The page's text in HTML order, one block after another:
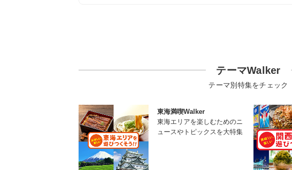
テーマWalker
テーマ別特集をチェック
東海満喫Walker
東海エリアを楽しむためのニ
ュースやトピックスを大特集